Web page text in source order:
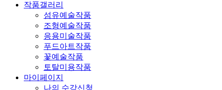
작품갤러리
섬유예술작품
조형예술작품
응용미술작품
푸드아트작품
꽃예술작품
토탈미용작품
마이페이지
나의 수강신청